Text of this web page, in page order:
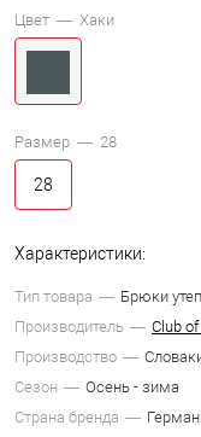
Цвет — Хаки
Размер — 28
28
Характеристики:
Тип товара
Брюки
Производитель
Club
Производство
Сезон
Осень - зима
Страна бренда